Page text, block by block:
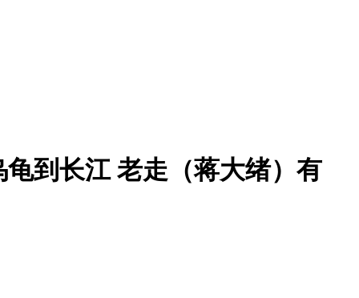
到长江 老走（蒋大绪）有